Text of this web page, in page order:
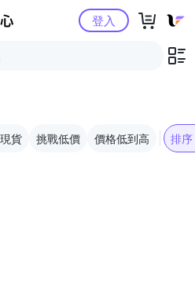
Yahoo購物中心登入
貨 挑戰低價 價格低到高 排序